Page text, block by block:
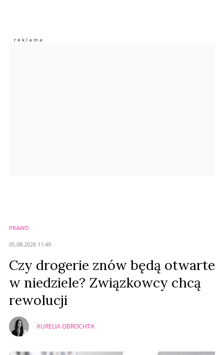
Imię (Wymagane)
PRAWO
05.08.2026 11:49
Czy drogerie znów będą otwarte
w niedziele? Związkowcy chcą
rewolucji
AURELIA OBROCHTA